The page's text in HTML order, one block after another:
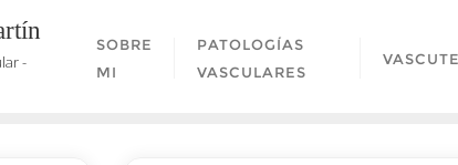
-
SOBRE
MI
PATOLOGÍAS
VASCULARES